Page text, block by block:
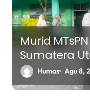
Murid
Sumatera
Nasional ke
Jakarta
Humas Agu 8,